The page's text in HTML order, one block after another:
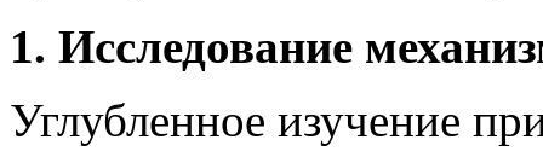
1. Исследование
Углубленное изучение